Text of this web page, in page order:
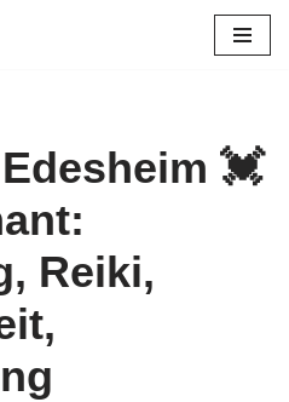
💓️
Reiki,